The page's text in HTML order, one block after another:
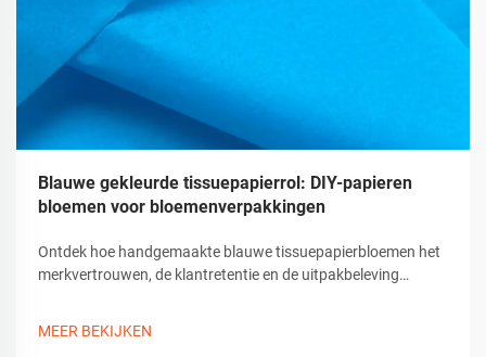
Blauwe gekleurde tissuepapierrol: DIY-papieren
bloemen voor bloemenverpakkingen
Ontdek hoe handgemaakte blauwe tissuepapierbloemen het
merkvertrouwen, de klantretentie en de uitpakbeleving
MEER BEKIJKEN